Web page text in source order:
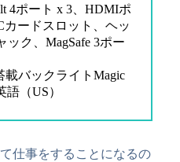
4ポート x 3、HDMIポ
カードスロット、ヘッ
ック、MagSafe 3ポー
バックライトMagic
語（US）
仕事をすることになるの